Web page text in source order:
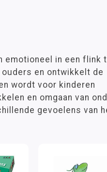
in een flink
en ontwikkelt de
wordt voor kinderen
en omgaan van
gevoelens van